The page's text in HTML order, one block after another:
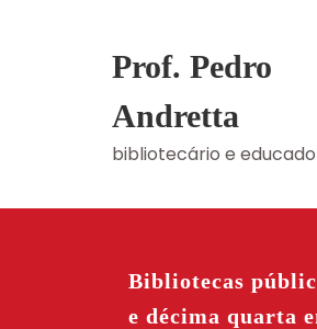
Prof. Pedro
Andretta
bibliotecário e
Bibliotecas
e décima quarta